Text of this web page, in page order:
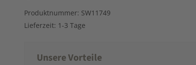
Produktnummer: SW11749
Lieferzeit: 1-3 Tage
Unsere Vorteile